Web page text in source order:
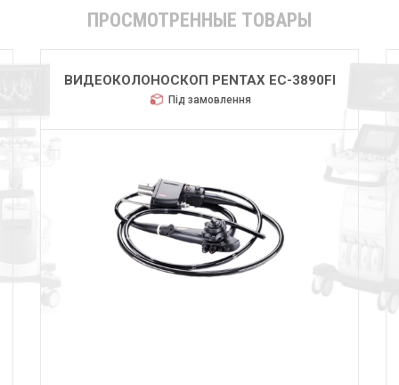
ПРОСМОТРЕННЫЕ ТОВАРЫ
ВИДЕОКОЛОНОСКОП PENTAX EC-3890FI
Під замовлення